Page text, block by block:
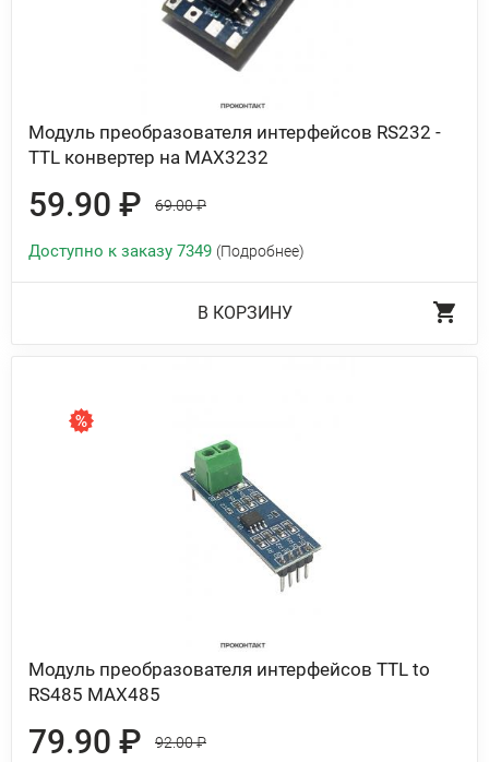
Модуль преобразователя интерфейсов RS232 -
TTL конвертер на MAX3232
59.90 ₽ 69.00 ₽
Доступно к заказу 7349 (Подробнее)
В КОРЗИНУ
Модуль преобразователя интерфейсов TTL to
RS485 MAX485
79.90 ₽ 92.00 ₽